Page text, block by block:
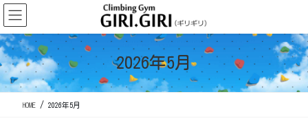
コ
ン
テ
ン
ツ
に
移
ナ
ビ
ゲ
ー
シ
ョ
ン
2026年5月
HOME 2026年5月